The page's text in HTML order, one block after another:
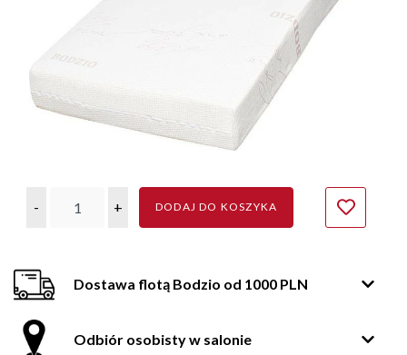
- + DODAJ DO KOSZYKA
Dostawa flotą Bodzio od 1000 PLN
Odbiór osobisty w salonie